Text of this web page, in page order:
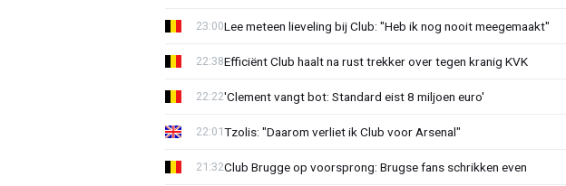
Lee meteen lieveling bij Club: "Heb ik nog nooit meegemaakt"
23:00
Efficiënt Club haalt na rust trekker over tegen kranig KVK
22:38
'Clement vangt bot: Standard eist 8 miljoen euro'
22:22
Tzolis: "Daarom verliet ik Club voor Arsenal"
22:01
Club Brugge op voorsprong: Brugse fans schrikken even
21:32